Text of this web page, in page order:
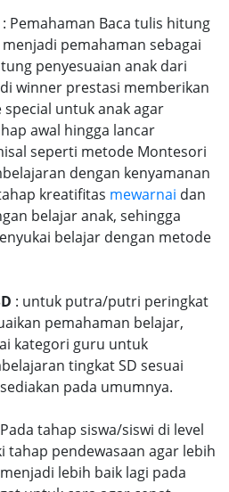
: Pemahaman Baca tulis hitung
pemahaman sebagai
penyesuaian anak dari
winner prestasi memberikan
untuk anak agar
awal hingga lancar
seperti metode Montesori
dengan kenyamanan
kreatifitas mewarnai dan
belajar anak, sehingga
belajar dengan metode
: untuk putra/putri peringkat
pemahaman belajar,
kategori guru untuk
tingkat SD sesuai
pada umumnya.
tahap siswa/siswi di level
tahap pendewasaan agar lebih
lebih baik lagi pada